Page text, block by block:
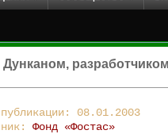
08.01.2003
Фонд «Фостас»